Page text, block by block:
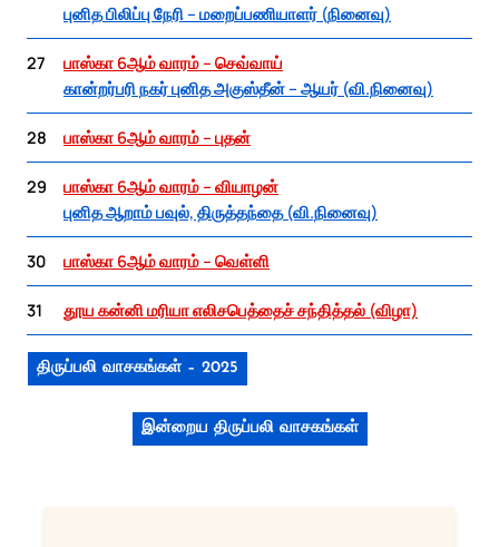
புனித பிலிப்பு நேரி – மறைப்பணியாளர் (நினைவு)
27
பாஸ்கா 6ஆம் வாரம் – செவ்வாய்
கான்றர்பரி நகர் புனித அகுஸ்தீன் – ஆயர் (வி.நினைவு)
28 பாஸ்கா 6ஆம் வாரம் – புதன்
29
பாஸ்கா 6ஆம் வாரம் – வியாழன்
புனித ஆறாம் பவுல், திருத்தந்தை (வி.நினைவு)
30 பாஸ்கா 6ஆம் வாரம் – வெள்ளி
31 தூய கன்னி மரியா எலிசபெத்தைச் சந்தித்தல் (விழா)
திருப்பலி வாசகங்கள் – 2025
இன்றைய திருப்பலி வாசகங்கள்